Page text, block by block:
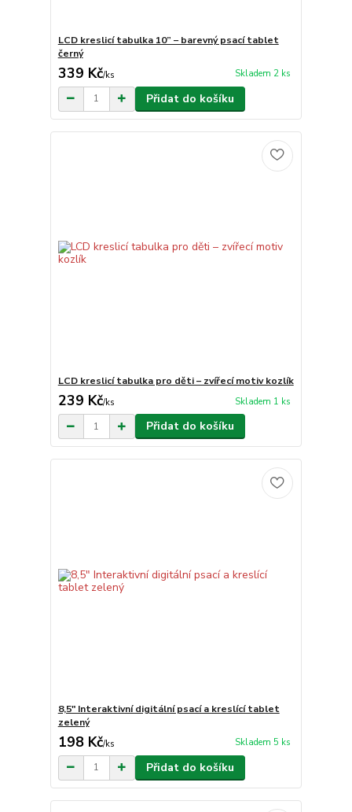
LCD kreslicí tabulka 10” – barevný psací tablet
černý
339 Kč/ks Skladem 2 ks
Přidat do košíku
LCD kreslicí tabulka pro děti – zvířecí motiv kozlík
239 Kč/ks Skladem 1 ks
Přidat do košíku
8,5" Interaktivní digitální psací a kreslící tablet
zelený
198 Kč/ks Skladem 5 ks
Přidat do košíku